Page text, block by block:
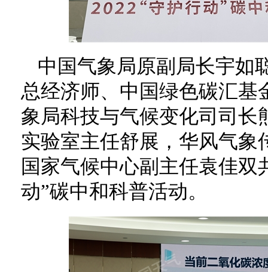
中国气象局原副局长宇如
总经济师、中国绿色碳汇基
象局科技与气候变化司司长
实验室主任舒展，华风气象
国家气候中心副主任袁佳双
动”碳中和科普活动。